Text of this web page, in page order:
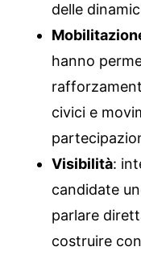
delle
hanno
civici e
Visibilità:
candidate
parlare
costruire